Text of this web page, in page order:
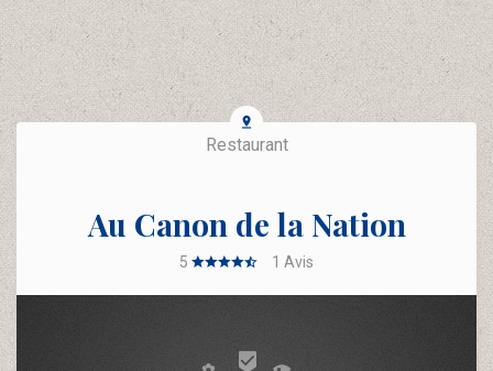
Restaurant
Au Canon de la Nation
5 1 Avis